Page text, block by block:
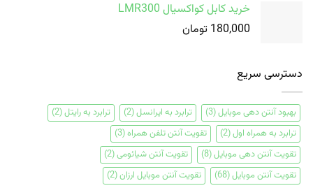
خرید کابل کواکسیال LMR300
180,000 تومان
دسترسی سریع
بهبود آنتن دهی موبایل(3) ترابرد به ایرانسل(2) ترابرد به رایتل(2)
ترابرد به همراه اول(2) تقویت آنتن تلفن همراه(3)
تقویت آنتن دهی موبایل(8) تقویت آنتن شیائومی(2)
تقویت آنتن موبایل(68) تقویت آنتن موبایل ارزان(2)